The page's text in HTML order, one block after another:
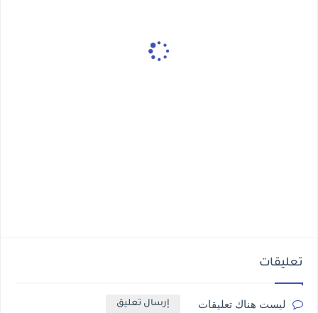
تعليقات
ليست هناك تعليقات إرسال تعليق